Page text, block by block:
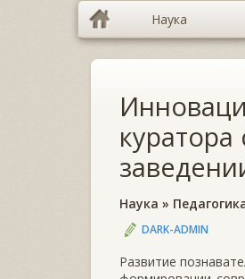
Наука
Наука »
DARK-ADMIN
Развитие